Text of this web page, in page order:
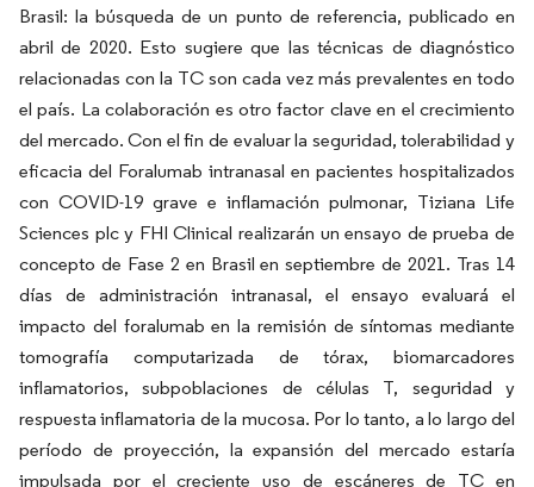
Brasil: la búsqueda de un punto de referencia, publicado en
abril de 2020. Esto sugiere que las técnicas de diagnóstico
relacionadas con la TC son cada vez más prevalentes en todo
el país. La colaboración es otro factor clave en el crecimiento
del mercado. Con el fin de evaluar la seguridad, tolerabilidad y
eficacia del Foralumab intranasal en pacientes hospitalizados
con COVID-19 grave e inflamación pulmonar, Tiziana Life
Sciences plc y FHI Clinical realizarán un ensayo de prueba de
concepto de Fase 2 en Brasil en septiembre de 2021. Tras 14
días de administración intranasal, el ensayo evaluará el
impacto del foralumab en la remisión de síntomas mediante
tomografía computarizada de tórax, biomarcadores
inflamatorios, subpoblaciones de células T, seguridad y
respuesta inflamatoria de la mucosa. Por lo tanto, a lo largo del
período de proyección, la expansión del mercado estaría
impulsada por el creciente uso de escáneres de TC en